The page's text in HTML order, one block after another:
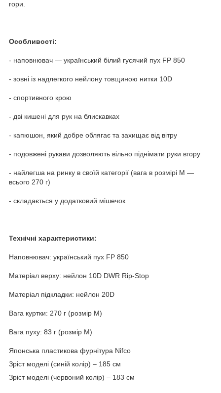
гори.
Особливості:
- наповнювач — український білий гусячий пух FP 850
- зовні із надлегкого нейлону товщиною нитки 10D
- спортивного крою
- дві кишені для рук на блискавках
- капюшон, який добре облягає та захищає від вітру
- подовжені рукави дозволяють вільно піднімати руки вгору
- найлегша на ринку в своїй категорії (вага в розмірі М —
всього 270 г)
- складається у додатковий мішечок
Технічні характеристики:
Наповнювач: український пух FP 850
Матеріал верху: нейлон 10D DWR Rip-Stop
Матеріал підкладки: нейлон 20D
Вага куртки: 270 г (розмір M)
Вага пуху: 83 г (розмір M)
Японська пластикова фурнітура Nifco
Зріст моделі (синій колір) – 185 см
Зріст моделі (червоний колір) – 183 см